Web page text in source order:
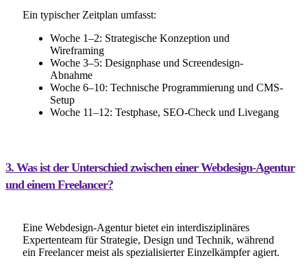
Ein typischer Zeitplan umfasst:
Woche 1–2: Strategische Konzeption und
Wireframing
Woche 3–5: Designphase und Screendesign-
Abnahme
Woche 6–10: Technische Programmierung und CMS-
Setup
Woche 11–12: Testphase, SEO-Check und Livegang
3. Was ist der Unterschied zwischen einer Webdesign-Agentur
und einem Freelancer?
Eine Webdesign-Agentur bietet ein interdisziplinäres
Expertenteam für Strategie, Design und Technik, während
ein Freelancer meist als spezialisierter Einzelkämpfer agiert.